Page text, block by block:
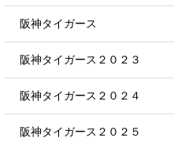
阪神タイガース
阪神タイガース２０２３
阪神タイガース２０２４
阪神タイガース２０２５